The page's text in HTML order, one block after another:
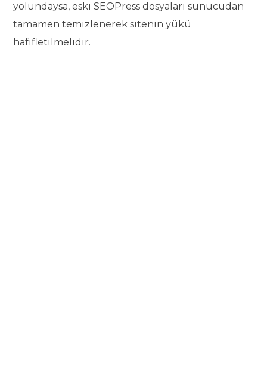
yolundaysa, eski SEOPress dosyaları sunucudan
tamamen temizlenerek sitenin yükü
hafifletilmelidir.